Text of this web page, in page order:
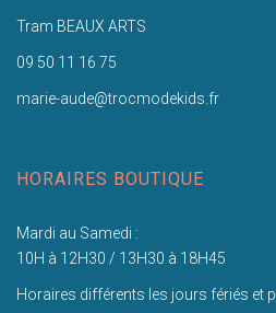
Tram BEAUX ARTS
09 50 11 16 75
marie-aude@trocmodekids.fr
HORAIRES BOUTIQUE
Mardi au Samedi :
10H à 12H30 / 13H30 à 18H45
Horaires différents les jours fériés et